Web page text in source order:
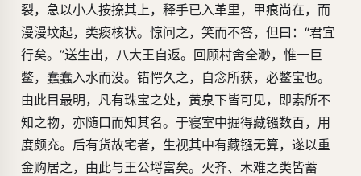
裂，急以小人按捺其上，释手已入革里，甲痕尚在，而
漫漫坟起，类痰核状。惊问之，笑而不答，但曰：“君宜
行矣。”送生出，八大王自返。回顾村舍全渺，惟一巨
鳖，蠢蠢入水而没。错愕久之，自念所获，必鳖宝也。
由此目最明，凡有珠宝之处，黄泉下皆可见，即素所不
知之物，亦随口而知其名。于寝室中掘得藏镪数百，用
度颇充。后有货故宅者，生视其中有藏镪无算，遂以重
金购居之，由此与王公埒富矣。火齐、木难之类皆蓄